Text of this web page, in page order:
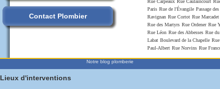
Contact Plombier
Rue Carpeaux Rue Caulaincourt
Paris Rue de l'Évangile Passage
Ravignan Rue Cortot Rue Marcadet
Rue des Martyrs Rue Ordener Rue
Rue Léon Rue des Abbesses Rue
Labat Boulevard de la Chapelle
Paul-Albert Rue Norvins Rue
Notre blog plomberie
Lieux d'interventions